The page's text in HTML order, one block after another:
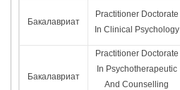
Бакалавриат
Practitioner Doctorate
In Clinical Psychology
Бакалавриат
Practitioner Doctorate
In Psychotherapeutic
And Counselling